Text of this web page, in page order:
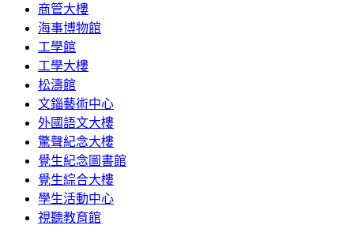
商管大樓
海事博物館
工學館
工學大樓
松濤館
文錙藝術中心
外國語文大樓
驚聲紀念大樓
覺生紀念圖書館
覺生綜合大樓
學生活動中心
視聽教育館